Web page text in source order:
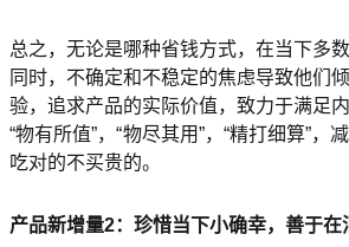
总之，无论是哪种省钱方式，在当下多
同时，不确定和不稳定的焦虑导致他们
验，追求产品的实际价值，致力于满足
“物有所值”，“物尽其用”，“精打细算”，
吃对的不买贵的。
产品新增量2：珍惜当下小确幸，善于在